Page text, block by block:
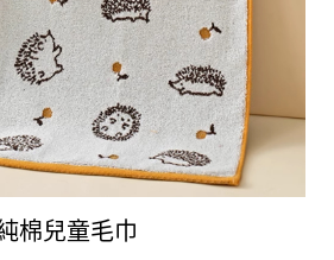
棉兒童毛巾